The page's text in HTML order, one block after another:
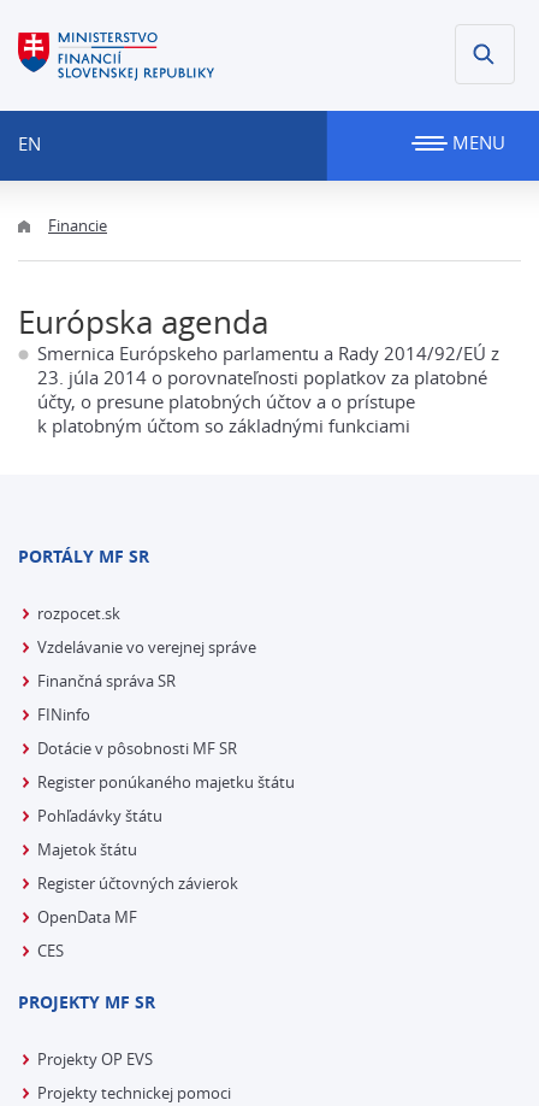
EN MENU
Financie
Európska agenda
Smernica Európskeho parlamentu a Rady 2014/92/EÚ z
23. júla 2014 o porovnateľnosti poplatkov za platobné
účty, o presune platobných účtov a o prístupe
k platobným účtom so základnými funkciami
PORTÁLY MF SR
rozpocet.sk
Vzdelávanie vo verejnej správe
Finančná správa SR
FINinfo
Dotácie v pôsobnosti MF SR
Register ponúkaného majetku štátu
Pohľadávky štátu
Majetok štátu
Register účtovných závierok
OpenData MF
CES
PROJEKTY MF SR
Projekty OP EVS
Projekty technickej pomoci